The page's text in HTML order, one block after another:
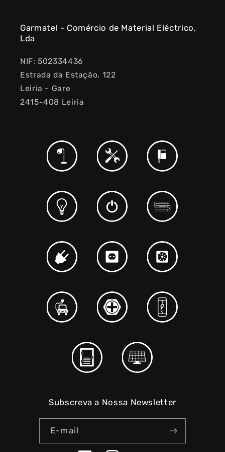
Garmatel - Comércio de Material Eléctrico,
Lda
NIF: 502334436
Estrada da Estação, 122
Leiria - Gare
2415-408 Leiria
Subscreva a Nossa Newsletter
E-mail